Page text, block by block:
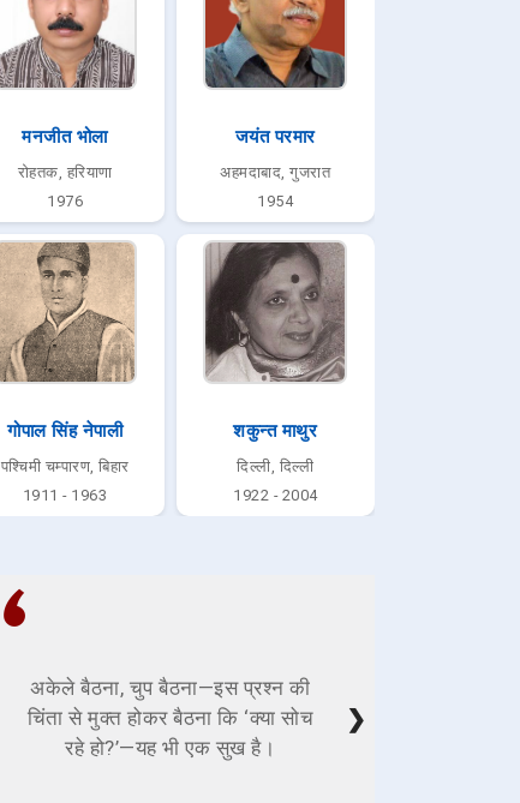
मनजीत भोला
रोहतक, हरियाणा
1976
जयंत परमार
अहमदाबाद, गुजरात
1954
गोपाल सिंह नेपाली
पश्चिमी चम्पारण, बिहार
1911 - 1963
शकुन्त माथुर
दिल्ली, दिल्ली
1922 - 2004
अकेले बैठना, चुप बैठना—इस प्रश्न की
चिंता से मुक्त होकर बैठना कि ‘क्या सोच
रहे हो?’—यह भी एक सुख है।
❯